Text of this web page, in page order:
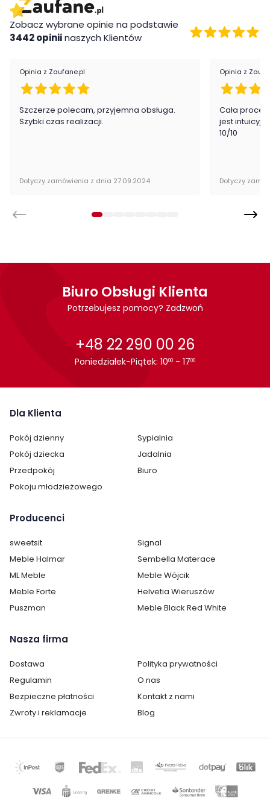
a zarazem eleganckie rozwiązania we wnętrzach.
Cechy charakterystyczne
wygodne podłokietniki
obrotowe siedzisko
uniwersalne zastosowanie
Wykonanie
Montaż
instrukcją obsługi do samodzielnego montażu.
86 cm
metalowe
Pokój:
Jadalnia
Podłokietniki:
Kategoria:
Kolor krzesła: zielenie
Salon
Sypialnia
Cechy dodatkowe krzesła: pikowane
Zobacz wybrane opinie na podstawie
3442 opiniinaszych Klientów
Opinia z Zaufane.pl
Szczerze polecam, przyjemna obsługa.
Szybki czas realizacji.
Dotyczy zamówienia z dnia 27.09.2024
Opinia z
Cała
jest
10/10
Dotyczy
Biuro Obsługi Klienta
Potrzebujesz pomocy? Zadzwoń
+48 22 290 00 26
Poniedziałek-Piątek: 1000 - 1700
Dla Klienta
Pokój dzienny
Sypialnia
Pokój dziecka
Jadalnia
Przedpokój
Biuro
Pokoju młodzieżowego
Producenci
sweetsit
Signal
Meble Halmar
Sembella Materace
ML Meble
Meble Wójcik
Meble Forte
Helvetia Wieruszów
Puszman
Meble Black Red White
Nasza firma
Dostawa
Polityka prywatności
Regulamin
O nas
Bezpieczne płatności
Kontakt z nami
Zwroty i reklamacje
Blog